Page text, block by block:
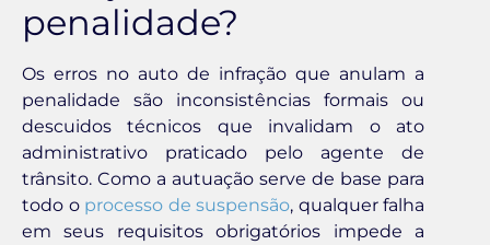
penalidade?
Os erros no auto de infração que anulam a
penalidade são inconsistências formais ou
descuidos técnicos que invalidam o ato
administrativo praticado pelo agente de
trânsito. Como a autuação serve de base para
todo o processo de suspensão, qualquer falha
em seus requisitos obrigatórios impede a